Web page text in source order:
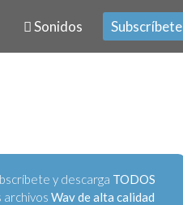
Sonidos Subscríbete
y descarga TODOS
archivos Wav de alta calidad